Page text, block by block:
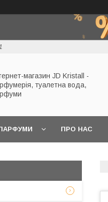
магазин JD Kristall -
туалетна вода,
ПРО НАС